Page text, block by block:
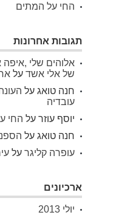
החי על המתים
תגובות אחרונות
אלוהים שלי ,איפה
של אלי אשד על
חנה טואג על
עובדיה
יוסף עוזר על החי
חנה טואג על
עופרה קליגר על
ארכיונים
יולי 2013